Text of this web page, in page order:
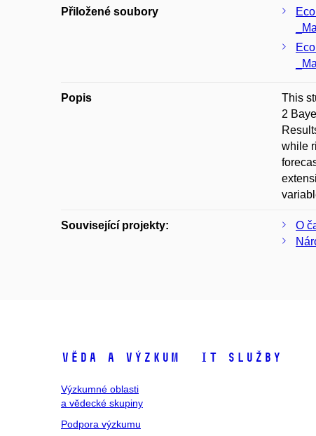
Přiložené soubory
Popis
This
2
while
Související projekty:
O
Věda a výzkum
Výzkumné oblasti
a vědecké skupiny
Podpora výzkumu
IT služby